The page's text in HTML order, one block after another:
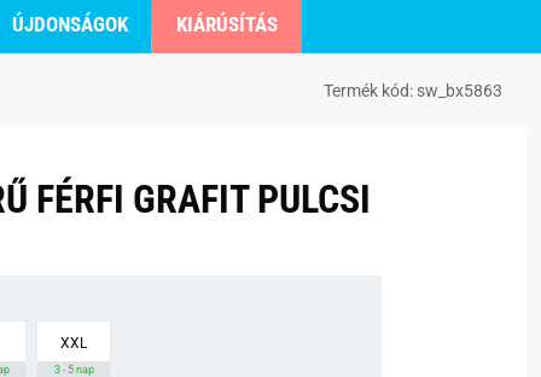
ÚJDONSÁGOK KIÁRÚSÍTÁS
Termék kód: sw_bx5863
FÉRFI GRAFIT PULCSI
XXL
3 - 5 nap